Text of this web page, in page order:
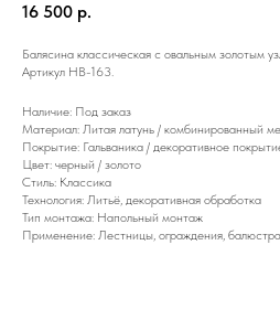
16 500 р.
Балясина классическая с овальным золотым
Артикул HB-163.
Наличие: Под заказ
Материал: Литая латунь / комбинированный
Покрытие: Гальваника / декоративное
Цвет: черный / золото
Стиль: Классика
Технология: Литьё, декоративная обработка
Тип монтажа: Напольный монтаж
Применение: Лестницы, ограждения,